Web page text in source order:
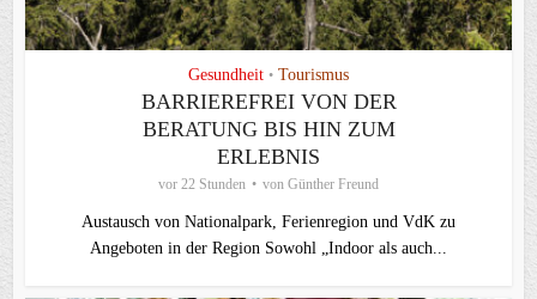
Gesundheit • Tourismus
BARRIEREFREI VON DER
BERATUNG BIS HIN ZUM
ERLEBNIS
vor 22 Stunden von Günther Freund
Austausch von Nationalpark, Ferienregion und VdK zu
Angeboten in der Region Sowohl „Indoor als auch...